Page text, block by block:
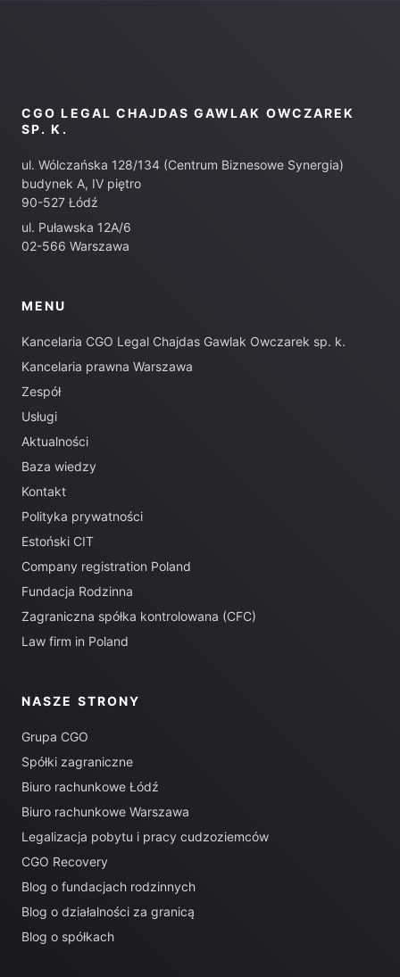
CGO LEGAL CHAJDAS GAWLAK OWCZAREK
SP. K.
ul. Wólczańska 128/134 (Centrum Biznesowe Synergia)
budynek A, IV piętro
90-527 Łódź
ul. Puławska 12A/6
02-566 Warszawa
MENU
Kancelaria CGO Legal Chajdas Gawlak Owczarek sp. k.
Kancelaria prawna Warszawa
Zespół
Usługi
Aktualności
Baza wiedzy
Kontakt
Polityka prywatności
Estoński CIT
Company registration Poland
Fundacja Rodzinna
Zagraniczna spółka kontrolowana (CFC)
Law firm in Poland
NASZE STRONY
Grupa CGO
Spółki zagraniczne
Biuro rachunkowe Łódź
Biuro rachunkowe Warszawa
Legalizacja pobytu i pracy cudzoziemców
CGO Recovery
Blog o fundacjach rodzinnych
Blog o działalności za granicą
Blog o spółkach